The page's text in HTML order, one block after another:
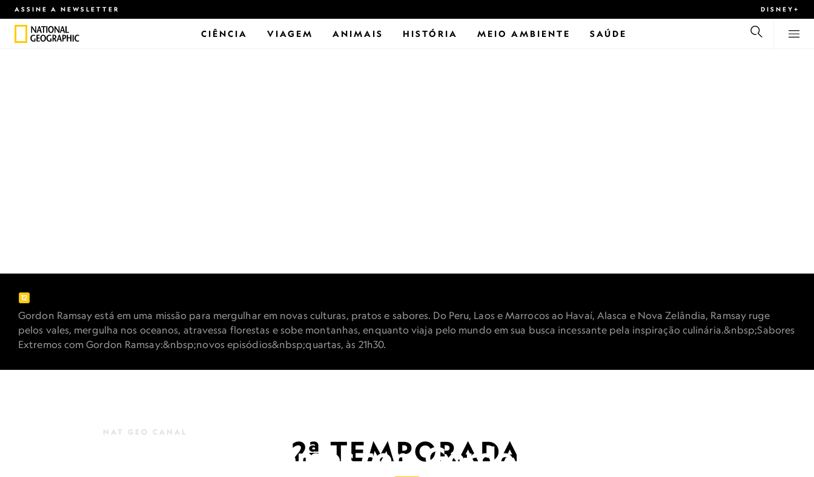
ASSINE A NEWSLETTER DISNEY+
CIÊNCIA VIAGEM ANIMAIS HISTÓRIA MEIO AMBIENTE SAÚDE
SABORES EXTREMOS
COM GORDON RAMSAY
Gordon Ramsay está em uma missão para mergulhar em novas culturas, pratos e sabores. Do Peru, Laos e Marrocos ao Havaí, Alasca e Nova Zelândia, Ramsay ruge
pelos vales, mergulha nos oceanos, atravessa florestas e sobe montanhas, enquanto viaja pelo mundo em sua busca incessante pela inspiração culinária.&nbsp;Sabores
Extremos com Gordon Ramsay:&nbsp;novos episódios&nbsp;quartas, às 21h30.
2ª TEMPORADA
NAT GEO CANAL
Sabores Extremos com Gordon Ramsay